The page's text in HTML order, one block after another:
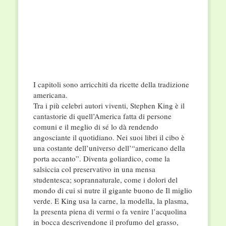
I capitoli sono arricchiti da ricette della tradizione
americana.
Tra i più celebri autori viventi, Stephen King è il
cantastorie di quell’America fatta di persone
comuni e il meglio di sé lo dà rendendo
angosciante il quotidiano. Nei suoi libri il cibo è
una costante dell’universo dell’“americano della
porta accanto”. Diventa goliardico, come la
salsiccia col preservativo in una mensa
studentesca; soprannaturale, come i dolori del
mondo di cui si nutre il gigante buono de Il miglio
verde. E King usa la carne, la modella, la plasma,
la presenta piena di vermi o fa venire l’acquolina
in bocca descrivendone il profumo del grasso,